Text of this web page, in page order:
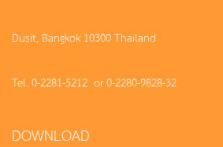
Dusit, Bangkok 10300 Thailand
Tel. 0-2281-5212 or 0-2280-9828-32
DOWNLOAD